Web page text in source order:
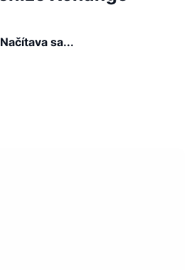
Načítava sa...